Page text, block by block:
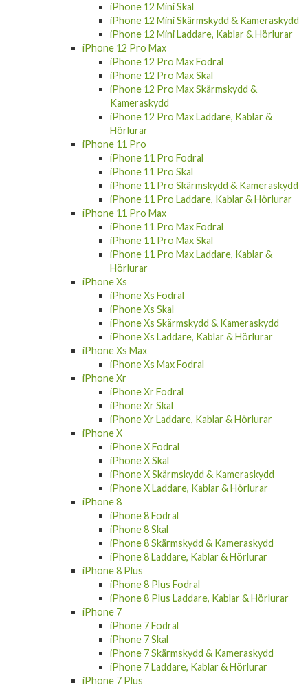
iPhone 12 Mini Skal
iPhone 12 Mini Skärmskydd & Kameraskydd
iPhone 12 Mini Laddare, Kablar & Hörlurar
iPhone 12 Pro Max
iPhone 12 Pro Max Fodral
iPhone 12 Pro Max Skal
iPhone 12 Pro Max Skärmskydd &
Kameraskydd
iPhone 12 Pro Max Laddare, Kablar &
Hörlurar
iPhone 11 Pro
iPhone 11 Pro Fodral
iPhone 11 Pro Skal
iPhone 11 Pro Skärmskydd & Kameraskydd
iPhone 11 Pro Laddare, Kablar & Hörlurar
iPhone 11 Pro Max
iPhone 11 Pro Max Fodral
iPhone 11 Pro Max Skal
iPhone 11 Pro Max Laddare, Kablar &
Hörlurar
iPhone Xs
iPhone Xs Fodral
iPhone Xs Skal
iPhone Xs Skärmskydd & Kameraskydd
iPhone Xs Laddare, Kablar & Hörlurar
iPhone Xs Max
iPhone Xs Max Fodral
iPhone Xr
iPhone Xr Fodral
iPhone Xr Skal
iPhone Xr Laddare, Kablar & Hörlurar
iPhone X
iPhone X Fodral
iPhone X Skal
iPhone X Skärmskydd & Kameraskydd
iPhone X Laddare, Kablar & Hörlurar
iPhone 8
iPhone 8 Fodral
iPhone 8 Skal
iPhone 8 Skärmskydd & Kameraskydd
iPhone 8 Laddare, Kablar & Hörlurar
iPhone 8 Plus
iPhone 8 Plus Fodral
iPhone 8 Plus Laddare, Kablar & Hörlurar
iPhone 7
iPhone 7 Fodral
iPhone 7 Skal
iPhone 7 Skärmskydd & Kameraskydd
iPhone 7 Laddare, Kablar & Hörlurar
iPhone 7 Plus